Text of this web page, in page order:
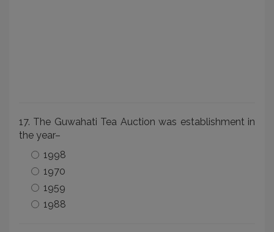
17. The Guwahati Tea Auction was establishment in
the year–
1998
1970
1959
1988